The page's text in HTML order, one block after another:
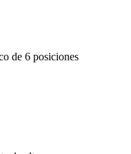
de 6 posiciones